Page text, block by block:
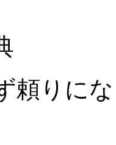
頼りに